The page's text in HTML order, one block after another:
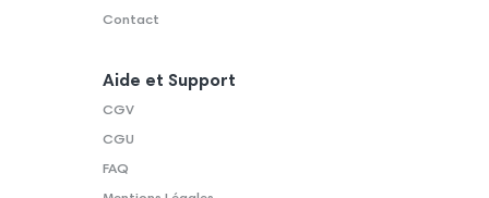
Contact
Aide et Support
CGV
CGU
FAQ